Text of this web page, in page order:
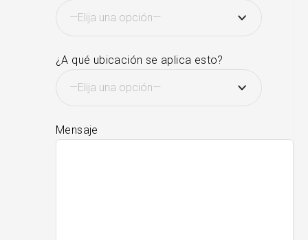
¿A qué ubicación se aplica esto?
Mensaje